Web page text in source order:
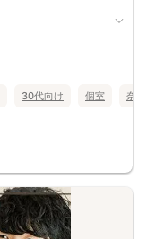
30代向け 個室 奈